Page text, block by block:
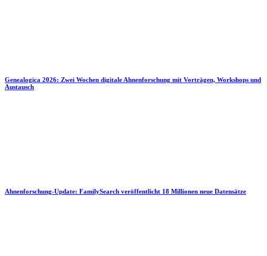
Genealogica 2026: Zwei Wochen digitale Ahnenforschung mit Vorträgen, Workshops und
Austausch
Ahnenforschung-Update: FamilySearch veröffentlicht 18 Millionen neue Datensätze